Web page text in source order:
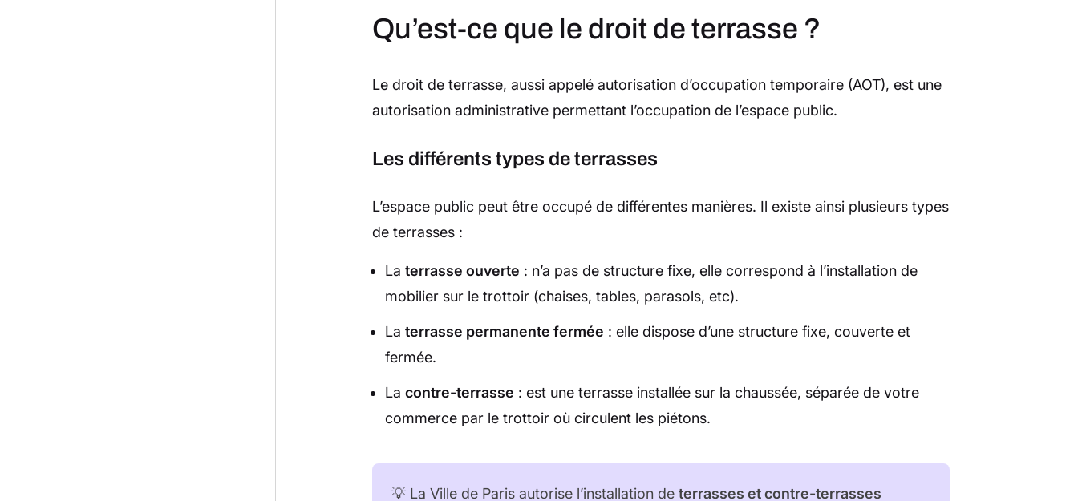
Qu’est-ce que le droit de terrasse ?
Le droit de terrasse, aussi appelé autorisation d’occupation temporaire (AOT), est une
autorisation administrative permettant l’occupation de l’espace public.
Les différents types de terrasses
L’espace public peut être occupé de différentes manières. Il existe ainsi plusieurs types
de terrasses :
La terrasse ouverte : n’a pas de structure fixe, elle correspond à l’installation de
mobilier sur le trottoir (chaises, tables, parasols, etc).
La terrasse permanente fermée : elle dispose d’une structure fixe, couverte et
fermée.
La contre-terrasse : est une terrasse installée sur la chaussée, séparée de votre
commerce par le trottoir où circulent les piétons.
💡 La Ville de Paris autorise l’installation de terrasses et contre-terrasses